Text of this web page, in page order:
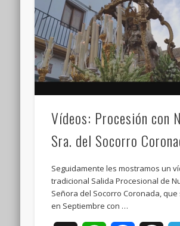
Vídeos: Procesión con
Sra. del Socorro
Seguidamente les mostramos un
tradicional Salida Procesional de
Señora del Socorro Coronada, que
en Septiembre con …